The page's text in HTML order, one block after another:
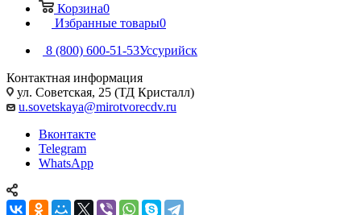
Корзина0
Избранные товары0
8 (800) 600-51-53Уссурийск
Контактная информация
ул. Советская, 25 (ТД Кристалл)
u.sovetskaya@mirotvorecdv.ru
Вконтакте
Telegram
WhatsApp